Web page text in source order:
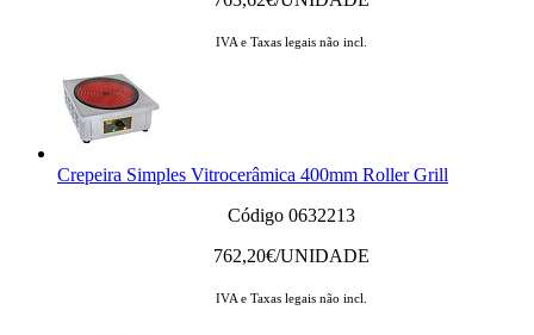
IVA e Taxas legais não incl.
Crepeira Simples Vitrocerâmica 400mm Roller Grill
Código 0632213
762,20€/UNIDADE
IVA e Taxas legais não incl.